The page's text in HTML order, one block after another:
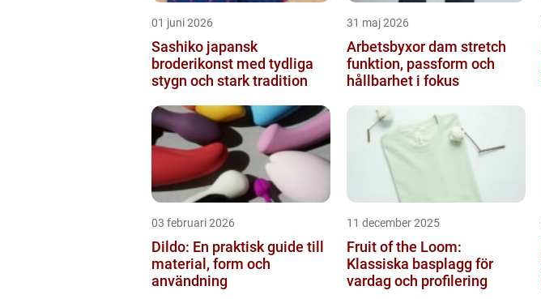
01 juni 2026
Sashiko japansk
broderikonst med tydliga
stygn och stark tradition
31 maj 2026
Arbetsbyxor dam stretch
funktion, passform och
hållbarhet i fokus
03 februari 2026
Dildo: En praktisk guide till
material, form och
användning
11 december 2025
Fruit of the Loom:
Klassiska basplagg för
vardag och profilering